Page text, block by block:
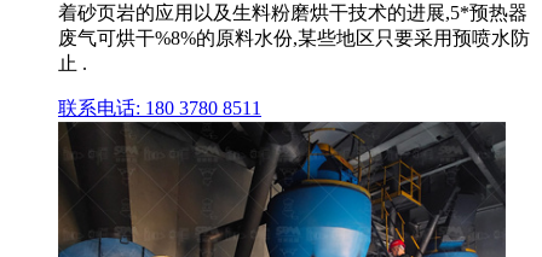
着砂页岩的应用以及生料粉磨烘干技术的进展,5*预热器
废气可烘干%8%的原料水份,某些地区只要采用预喷水防
止 .
联系电话: 180 3780 8511